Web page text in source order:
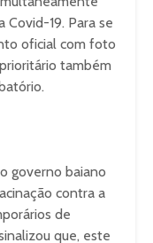
Covid-19. Para se
oficial com foto
também
governo baiano
contra a
de
que, este